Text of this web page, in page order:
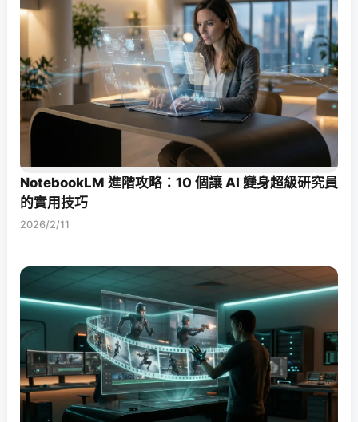
NotebookLM 進階攻略：10 個讓 AI 變身超級研究員
的實用技巧
2026/2/11